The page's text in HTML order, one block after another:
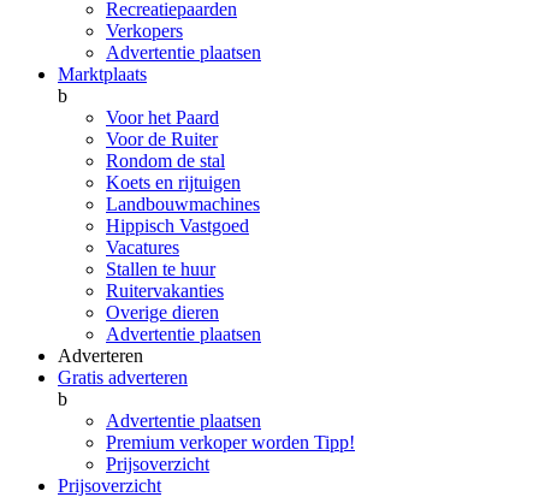
Recreatiepaarden
Verkopers
Advertentie plaatsen
Marktplaats
b
Voor het Paard
Voor de Ruiter
Rondom de stal
Koets en rijtuigen
Landbouwmachines
Hippisch Vastgoed
Vacatures
Stallen te huur
Ruitervakanties
Overige dieren
Advertentie plaatsen
Adverteren
Gratis adverteren
b
Advertentie plaatsen
Premium verkoper worden Tipp!
Prijsoverzicht
Prijsoverzicht